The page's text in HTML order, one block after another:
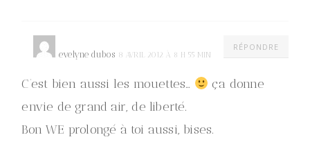
RÉPONDRE
evelyne dubos 8 AVRIL 2012 À 8 H 55 MIN
C’est bien aussi les mouettes…
ça donne
envie de grand air, de liberté.
Bon WE prolongé à toi aussi, bises.